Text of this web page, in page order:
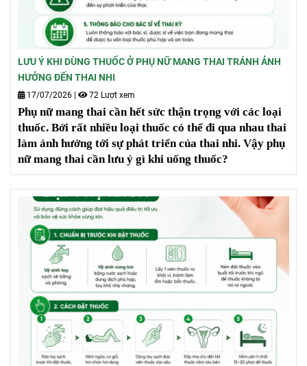
LƯU Ý KHI DÙNG THUỐC Ở PHỤ NỮ MANG THAI TRÁNH ẢNH
HƯỞNG ĐẾN THAI NHI
17/07/2026 72 Lượt xem
Phụ nữ mang thai cần hết sức thận trọng với các loại
thuốc. Bởi rất nhiều loại thuốc có thể đi qua nhau thai
làm ảnh hưởng tới sự phát triển của thai nhi. Vậy phụ
nữ mang thai cần lưu ý gì khi uống thuốc?